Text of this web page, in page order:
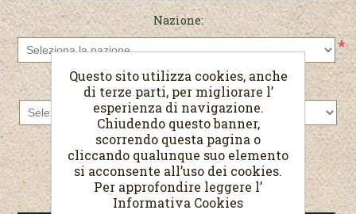
Nazione:
*
Stato/provincia:
Recapiti
Telefono:
Questo sito utilizza cookies, anche
di terze parti, per migliorare l’
esperienza di navigazione.
Chiudendo questo banner,
scorrendo questa pagina o
cliccando qualunque suo elemento
si acconsente all’uso dei cookies.
Per approfondire leggere l’
Informativa Cookies